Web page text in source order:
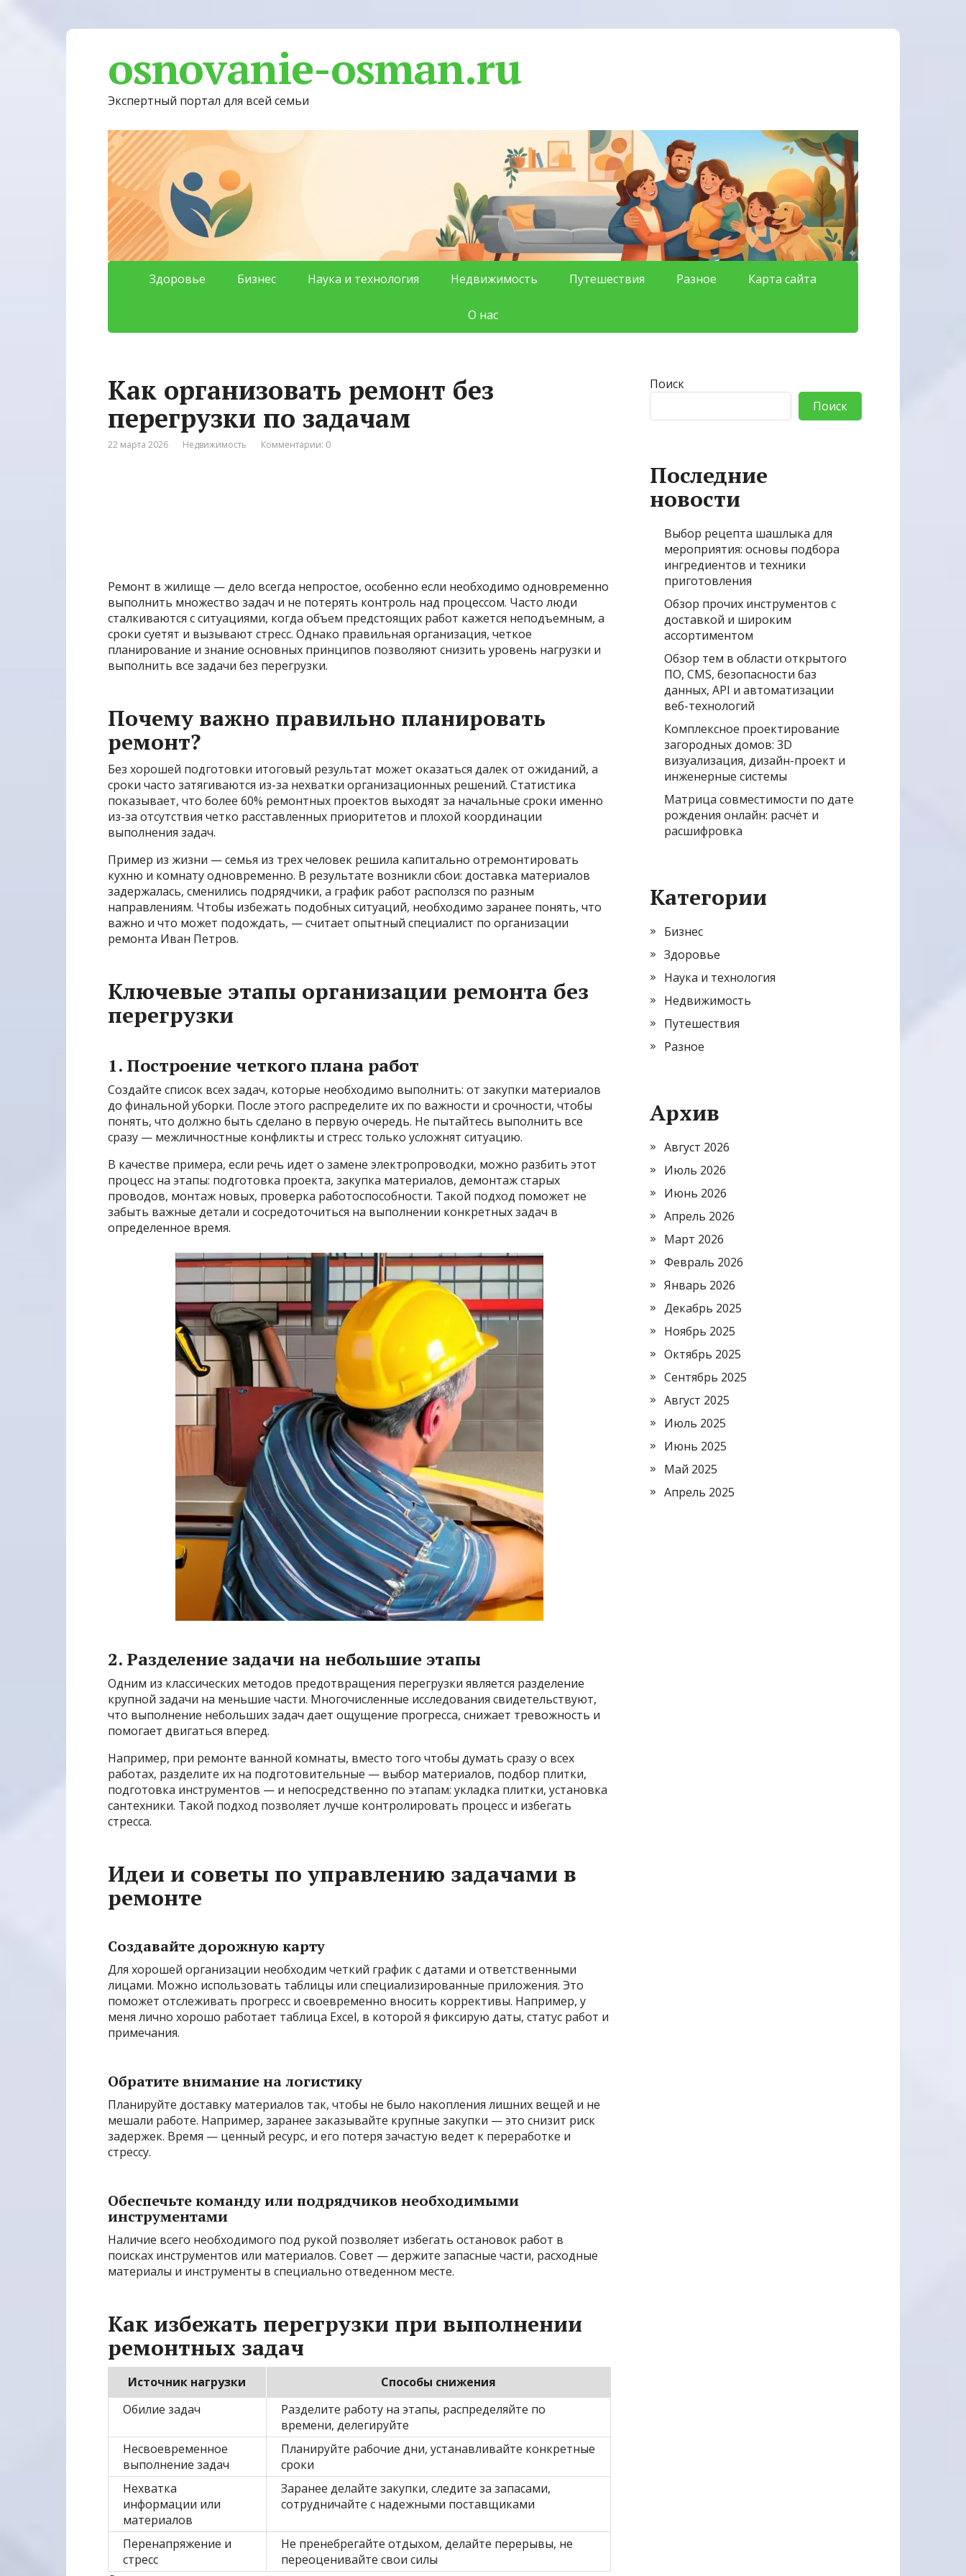
osnovanie-osman.ru
Экспертный портал для всей семьи
Здоровье Бизнес Наука и технология Недвижимость Путешествия Разное Карта сайта
О нас
Как организовать ремонт без
перегрузки по задачам
22 марта 2026 Недвижимость Комментарии: 0
Ремонт в жилище — дело всегда непростое, особенно если необходимо одновременно
выполнить множество задач и не потерять контроль над процессом. Часто люди
сталкиваются с ситуациями, когда объем предстоящих работ кажется неподъемным, а
сроки суетят и вызывают стресс. Однако правильная организация, четкое
планирование и знание основных принципов позволяют снизить уровень нагрузки и
выполнить все задачи без перегрузки.
Почему важно правильно планировать
ремонт?
Без хорошей подготовки итоговый результат может оказаться далек от ожиданий, а
сроки часто затягиваются из-за нехватки организационных решений. Статистика
показывает, что более 60% ремонтных проектов выходят за начальные сроки именно
из-за отсутствия четко расставленных приоритетов и плохой координации
выполнения задач.
Пример из жизни — семья из трех человек решила капитально отремонтировать
кухню и комнату одновременно. В результате возникли сбои: доставка материалов
задержалась, сменились подрядчики, а график работ расползся по разным
направлениям. Чтобы избежать подобных ситуаций, необходимо заранее понять, что
важно и что может подождать, — считает опытный специалист по организации
ремонта Иван Петров.
Ключевые этапы организации ремонта без
перегрузки
1. Построение четкого плана работ
Создайте список всех задач, которые необходимо выполнить: от закупки материалов
до финальной уборки. После этого распределите их по важности и срочности, чтобы
понять, что должно быть сделано в первую очередь. Не пытайтесь выполнить все
сразу — межличностные конфликты и стресс только усложнят ситуацию.
В качестве примера, если речь идет о замене электропроводки, можно разбить этот
процесс на этапы: подготовка проекта, закупка материалов, демонтаж старых
проводов, монтаж новых, проверка работоспособности. Такой подход поможет не
забыть важные детали и сосредоточиться на выполнении конкретных задач в
определенное время.
2. Разделение задачи на небольшие этапы
Одним из классических методов предотвращения перегрузки является разделение
крупной задачи на меньшие части. Многочисленные исследования свидетельствуют,
что выполнение небольших задач дает ощущение прогресса, снижает тревожность и
помогает двигаться вперед.
Например, при ремонте ванной комнаты, вместо того чтобы думать сразу о всех
работах, разделите их на подготовительные — выбор материалов, подбор плитки,
подготовка инструментов — и непосредственно по этапам: укладка плитки, установка
сантехники. Такой подход позволяет лучше контролировать процесс и избегать
стресса.
Идеи и советы по управлению задачами в
ремонте
Создавайте дорожную карту
Для хорошей организации необходим четкий график с датами и ответственными
лицами. Можно использовать таблицы или специализированные приложения. Это
поможет отслеживать прогресс и своевременно вносить коррективы. Например, у
меня лично хорошо работает таблица Excel, в которой я фиксирую даты, статус работ и
примечания.
Обратите внимание на логистику
Планируйте доставку материалов так, чтобы не было накопления лишних вещей и не
мешали работе. Например, заранее заказывайте крупные закупки — это снизит риск
задержек. Время — ценный ресурс, и его потеря зачастую ведет к переработке и
стрессу.
Обеспечьте команду или подрядчиков необходимыми
инструментами
Наличие всего необходимого под рукой позволяет избегать остановок работ в
поисках инструментов или материалов. Совет — держите запасные части, расходные
материалы и инструменты в специально отведенном месте.
Как избежать перегрузки при выполнении
ремонтных задач
Источник нагрузки
Способы снижения
Обилие задач
Разделите работу на этапы, распределяйте по
времени, делегируйте
Несвоевременное
выполнение задач
Планируйте рабочие дни, устанавливайте конкретные
сроки
Нехватка
информации или
материалов
Заранее делайте закупки, следите за запасами,
сотрудничайте с надежными поставщиками
Перенапряжение и
стресс
Не пренебрегайте отдыхом, делайте перерывы, не
переоценивайте свои силы
Поиск
Поиск
Последние
новости
Выбор рецепта шашлыка для
мероприятия: основы подбора
ингредиентов и техники
приготовления
Обзор прочих инструментов с
доставкой и широким
ассортиментом
Обзор тем в области открытого
ПО, CMS, безопасности баз
данных, API и автоматизации
веб-технологий
Комплексное проектирование
загородных домов: 3D
визуализация, дизайн-проект и
инженерные системы
Матрица совместимости по дате
рождения онлайн: расчёт и
расшифровка
Категории
Бизнес
Здоровье
Наука и технология
Недвижимость
Путешествия
Разное
Архив
Август 2026
Июль 2026
Июнь 2026
Апрель 2026
Март 2026
Февраль 2026
Январь 2026
Декабрь 2025
Ноябрь 2025
Октябрь 2025
Сентябрь 2025
Август 2025
Июль 2025
Июнь 2025
Май 2025
Апрель 2025